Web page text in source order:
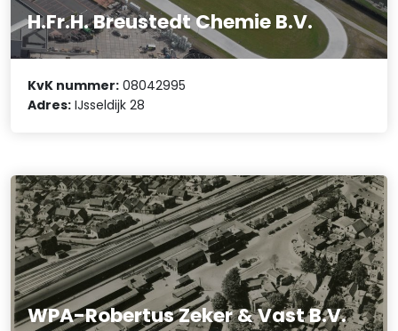
H.Fr.H. Breustedt Chemie B.V.
KvK nummer: 08042995
Adres: IJsseldijk 28
WPA-Robertus Zeker & Vast B.V.